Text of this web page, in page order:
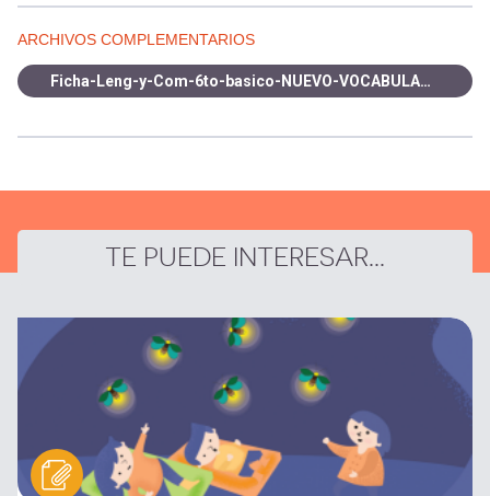
ARCHIVOS COMPLEMENTARIOS
Ficha-Leng-y-Com-6to-basico-NUEVO-VOCABULARIO-OA30.pdf
TE PUEDE INTERESAR...